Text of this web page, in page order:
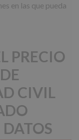
en las que pueda
PRECIO
CIVIL